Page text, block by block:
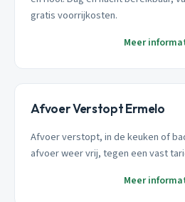
gratis voorrijkosten.
Meer
Afvoer Verstopt Ermelo
Afvoer verstopt, in de keuken of
afvoer weer vrij, tegen een vast
Meer